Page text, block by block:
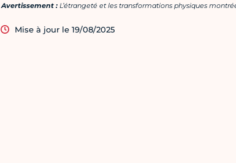
Avertissement :L’étrangeté et les transformations physiques
Mise à jour le 19/08/2025